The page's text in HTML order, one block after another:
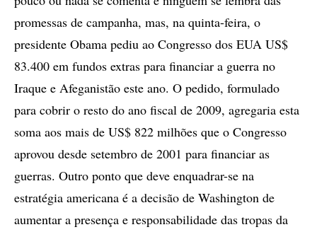
promessas de campanha, mas, na quinta-feira, o
presidente Obama pediu ao Congresso dos EUA US$
83.400 em fundos extras para financiar a guerra no
Iraque e Afeganistão este ano. O pedido, formulado
para cobrir o resto do ano fiscal de 2009, agregaria esta
soma aos mais de US$ 822 milhões que o Congresso
aprovou desde setembro de 2001 para financiar as
guerras. Outro ponto que deve enquadrar-se na
estratégia americana é a decisão de Washington de
aumentar a presença e responsabilidade das tropas da